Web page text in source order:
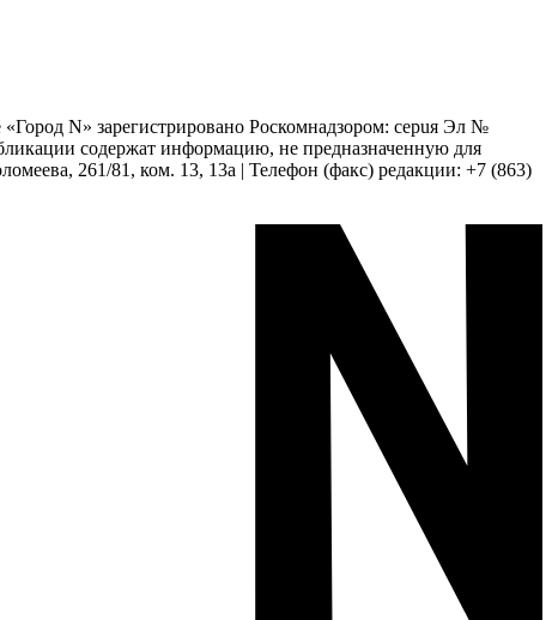
N» зарегистрировано Роскомнадзором: серuя Эл №
содержат информацию, не предназначенную для
261/81, ком. 13, 13а | Телефон (факс) редакции: +7 (863)